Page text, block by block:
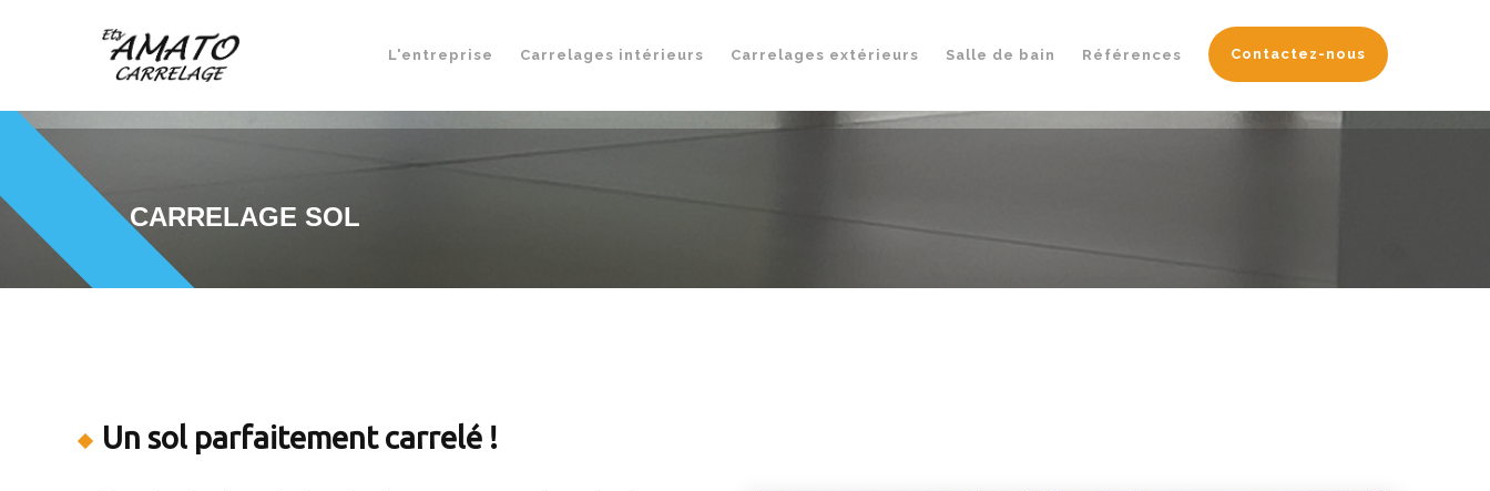
L'entreprise Carrelages intérieurs Carrelages extérieurs Salle de bain Références Contactez-nous
CARRELAGE SOL
Un sol parfaitement carrelé !